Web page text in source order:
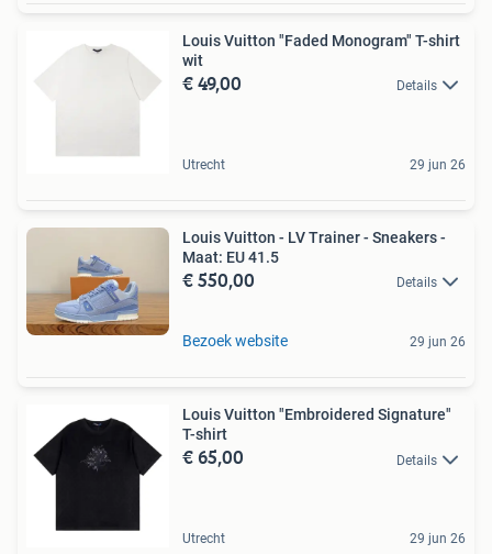
Louis Vuitton "Faded Monogram" T-shirt
wit
€ 49,00 Details
Utrecht 29 jun 26
Louis Vuitton - LV Trainer - Sneakers -
Maat: EU 41.5
€ 550,00 Details
Bezoek website 29 jun 26
Louis Vuitton "Embroidered Signature"
T-shirt
€ 65,00 Details
Utrecht 29 jun 26